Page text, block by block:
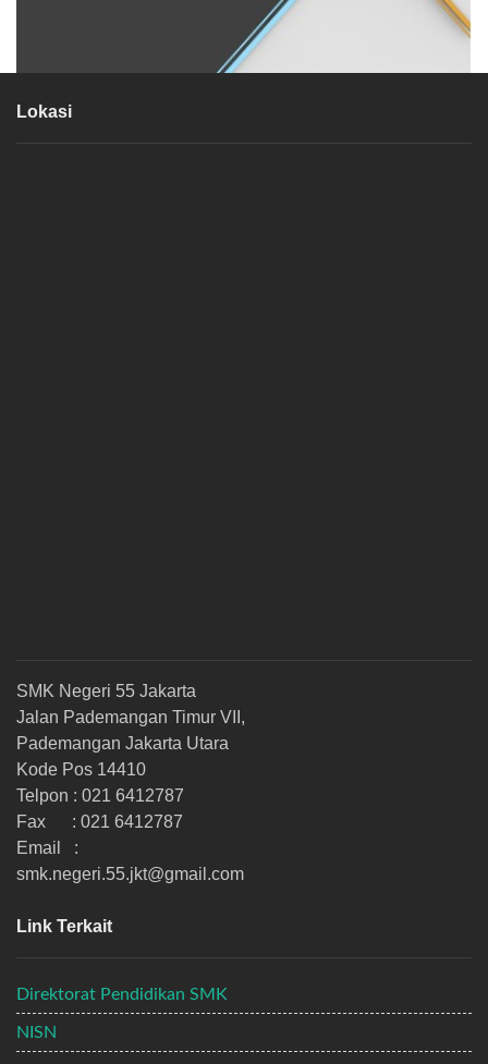
Lokasi
SMK Negeri 55 Jakarta
Jalan Pademangan Timur VII,
Pademangan Jakarta Utara
Kode Pos 14410
Telpon : 021 6412787
Fax : 021 6412787
Email :
smk.negeri.55.jkt@gmail.com
Link Terkait
Direktorat Pendidikan SMK
NISN